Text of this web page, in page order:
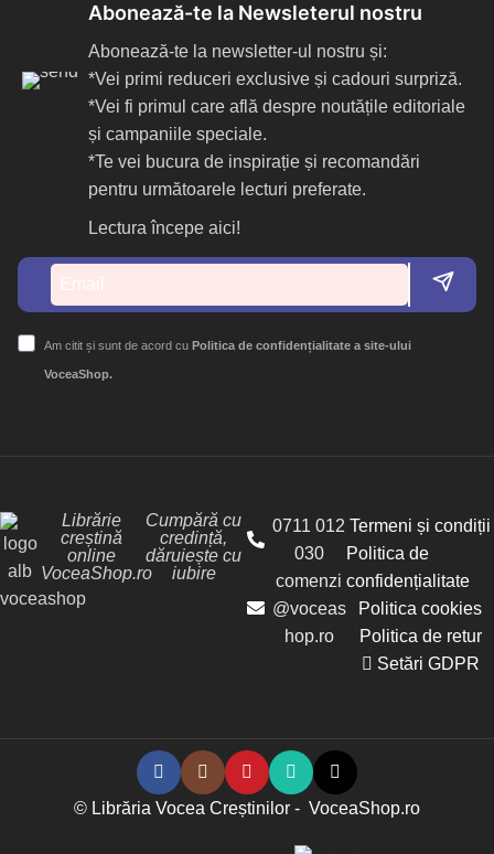
Abonează-te la Newsleterul nostru
Abonează-te la newsletter-ul nostru și:
*Vei primi reduceri exclusive și cadouri surpriză.
*Vei fi primul care află despre noutățile editoriale
și campaniile speciale.
*Te vei bucura de inspirație și recomandări
pentru următoarele lecturi preferate.
Lectura începe aici!
Am citit și sunt de acord cu Politica de confidențialitate a site-ului
VoceaShop.
Librărie
creștină
online
VoceaShop.ro
Cumpără cu
credință,
dăruiește cu
iubire
0711 012
030
comenzi
@voceas
hop.ro
Termeni și condiții
Politica de
confidențialitate
Politica cookies
Politica de retur
Setări GDPR
© Librăria Vocea Creștinilor - VoceaShop.ro